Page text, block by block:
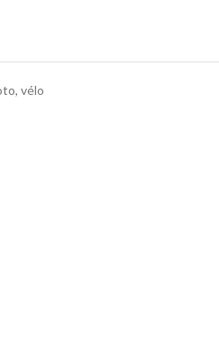
vélo